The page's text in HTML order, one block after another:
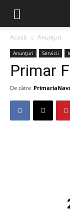
Acasă Anunțuri
Anunțuri Servicii
Primar
De către